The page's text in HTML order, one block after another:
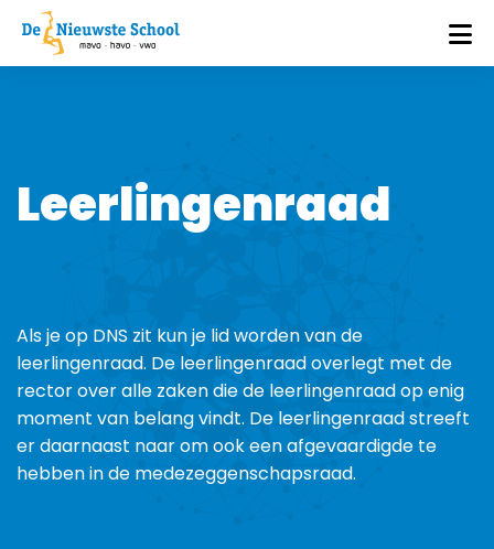
Leerlingenraad
Als je op DNS zit kun je lid worden van de
leerlingenraad. De leerlingenraad overlegt met de
rector over alle zaken die de leerlingenraad op enig
moment van belang vindt. De leerlingenraad streeft
er daarnaast naar om ook een afgevaardigde te
hebben in de medezeggenschapsraad.